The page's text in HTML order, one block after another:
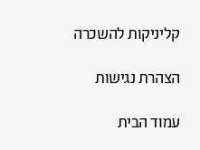
קליניקות להשכרה
הצהרת נגישות
עמוד הבית